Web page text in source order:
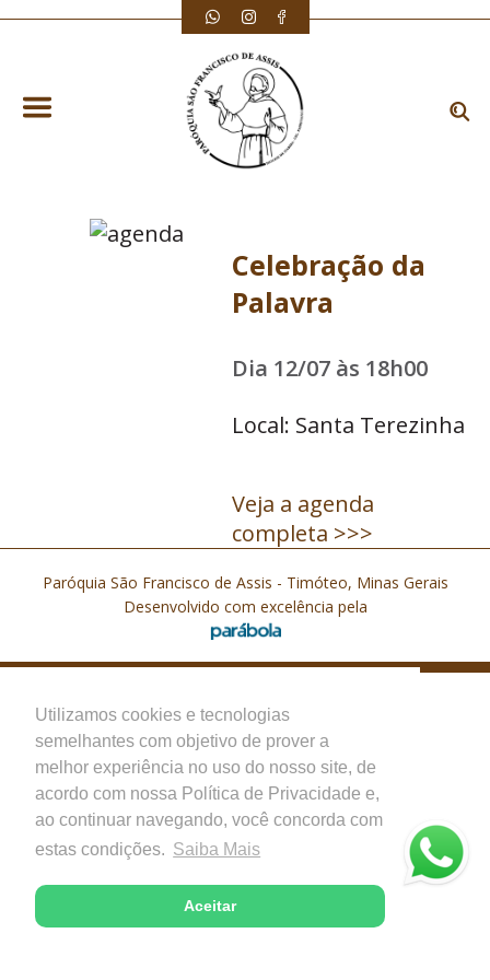
Utilizamos cookies e tecnologias
semelhantes com objetivo de prover a
melhor experiência no uso do nosso site, de
acordo com nossa Política de Privacidade e,
ao continuar navegando, você concorda com
estas condições. Saiba Mais
Aceitar
Celebração da
Palavra
Dia 12/07 às 18h00
Local: Santa Terezinha
Veja a agenda
completa >>>
Paróquia São Francisco de Assis - Timóteo, Minas Gerais
Desenvolvido com excelência pela